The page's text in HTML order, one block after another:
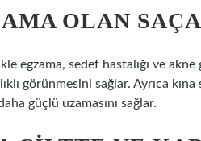
OLAN
egzama, sedef hastalığı ve
görünmesini sağlar. Ayrıca
güçlü uzamasını sağlar.